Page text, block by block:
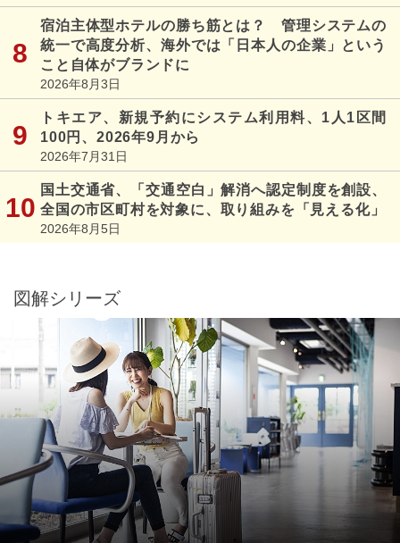
宿泊主体型ホテルの勝ち筋とは？ 管理システムの
統一で高度分析、海外では「日本人の企業」という
こと自体がブランドに
2026年8月3日
トキエア、新規予約にシステム利用料、1人1区間
100円、2026年9月から
2026年7月31日
国土交通省、「交通空白」解消へ認定制度を創設、
全国の市区町村を対象に、取り組みを「見える化」
2026年8月5日
図解シリーズ